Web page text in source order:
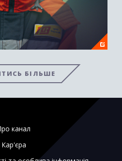
БІЛЬШЕ
канал
Кар'єра